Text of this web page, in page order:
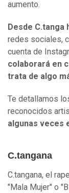
aumento.
Desde C.tanga
redes sociales,
cuenta de
colaborará en
trata de algo
Te detallamos
reconocidos
algunas veces
C.tangana
C.tangana, el
"Mala Mujer" o